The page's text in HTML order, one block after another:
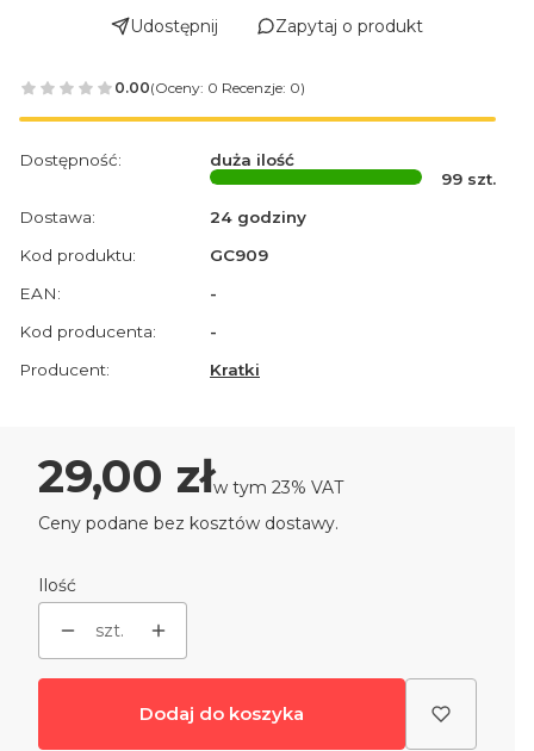
Udostępnij Zapytaj o produkt
0.00(Oceny: 0 Recenzje: 0)
Dostępność:
duża ilość
99 szt.
Dostawa:
24 godziny
Kod produktu:
GC909
EAN:
-
Kod producenta:
-
Producent:
Kratki
Cena
29,00 złw tym 23% VAT
w tym 23% VAT
Ceny podane bez kosztów dostawy.
Ilość
szt.
Dodaj do koszyka